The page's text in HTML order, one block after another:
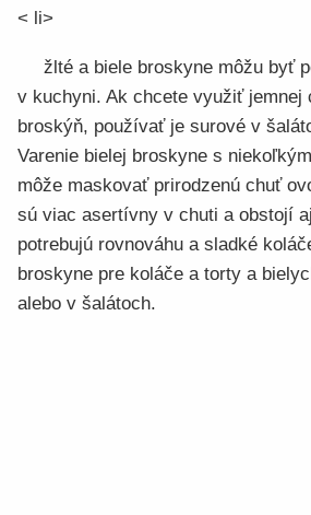
< li>
žlté a biele broskyne môžu byť
v kuchyni. Ak chcete využiť jemnej
broskýň, používať je surové v
Varenie bielej broskyne s
môže maskovať prirodzenú chuť
sú viac asertívny v chuti a obstojí
potrebujú rovnováhu a sladké
broskyne pre koláče a torty a
alebo v šalátoch.